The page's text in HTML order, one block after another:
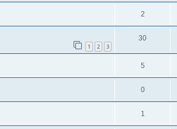
2
1 2 3
30
5
0
1